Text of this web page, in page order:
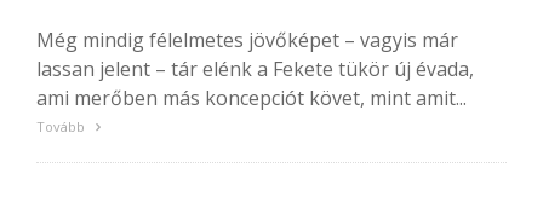
Még mindig félelmetes jövőképet – vagyis már
lassan jelent – tár elénk a Fekete tükör új évada,
ami merőben más koncepciót követ, mint amit...
Tovább